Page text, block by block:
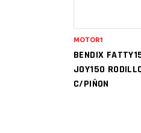
BENDIX
JOY150
C/PIÑON
MOTOR1